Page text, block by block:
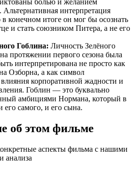
интерпретация
в конечном итоге он мог бы осознать
и стать союзником Питера, а не его
Гоблина: Личность Зелёного
протяжении первого сезона была
интерпретирована не просто как
Озборна, а как символ
корпоративной жадности и
Гоблин — это буквально
амбициями Нормана, который в
его самого, и его сына.
об этом фильме
аспекты фильма с нашими
анализа